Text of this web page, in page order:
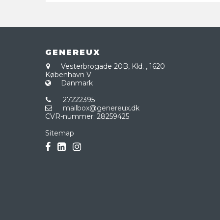
GENEREUX
Vesterbrogade 20B, Kld. , 1620
København V
Danmark
27222395
mailbox@genereux.dk
CVR-nummer: 28259425
Sitemap